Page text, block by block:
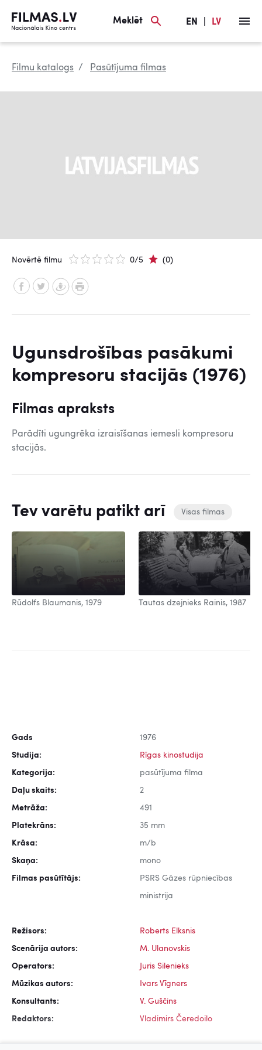
Meklēt EN LV
Filmu katalogs Pasūtījuma filmas
Novērtē filmu 0/5 (0)
Ugunsdrošības pasākumi
kompresoru stacijās (1976)
Filmas apraksts
Parādīti ugungrēka izraisīšanas iemesli kompresoru
stacijās.
Tev varētu patikt arī Visas filmas
Rūdolfs Blaumanis, 1979 Tautas dzejnieks Rainis, 1987
Gads 1976
Studija: Rīgas kinostudija
Kategorija: pasūtījuma filma
Daļu skaits: 2
Metrāža: 491
Platekrāns: 35 mm
Krāsa: m/b
Skaņa: mono
Filmas pasūtītājs: PSRS Gāzes rūpniecības
ministrija
Režisors: Roberts Elksnis
Scenārija autors: M. Ulanovskis
Operators: Juris Silenieks
Mūzikas autors: Ivars Vīgners
Konsultants: V. Guščins
Redaktors: Vladimirs Čeredoilo